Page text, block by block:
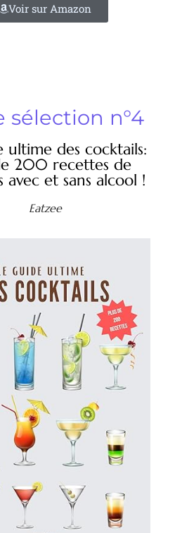
Voir sur Amazon
sélection n°4
ultime des cocktails:
200 recettes de
avec et sans alcool !
Eatzee